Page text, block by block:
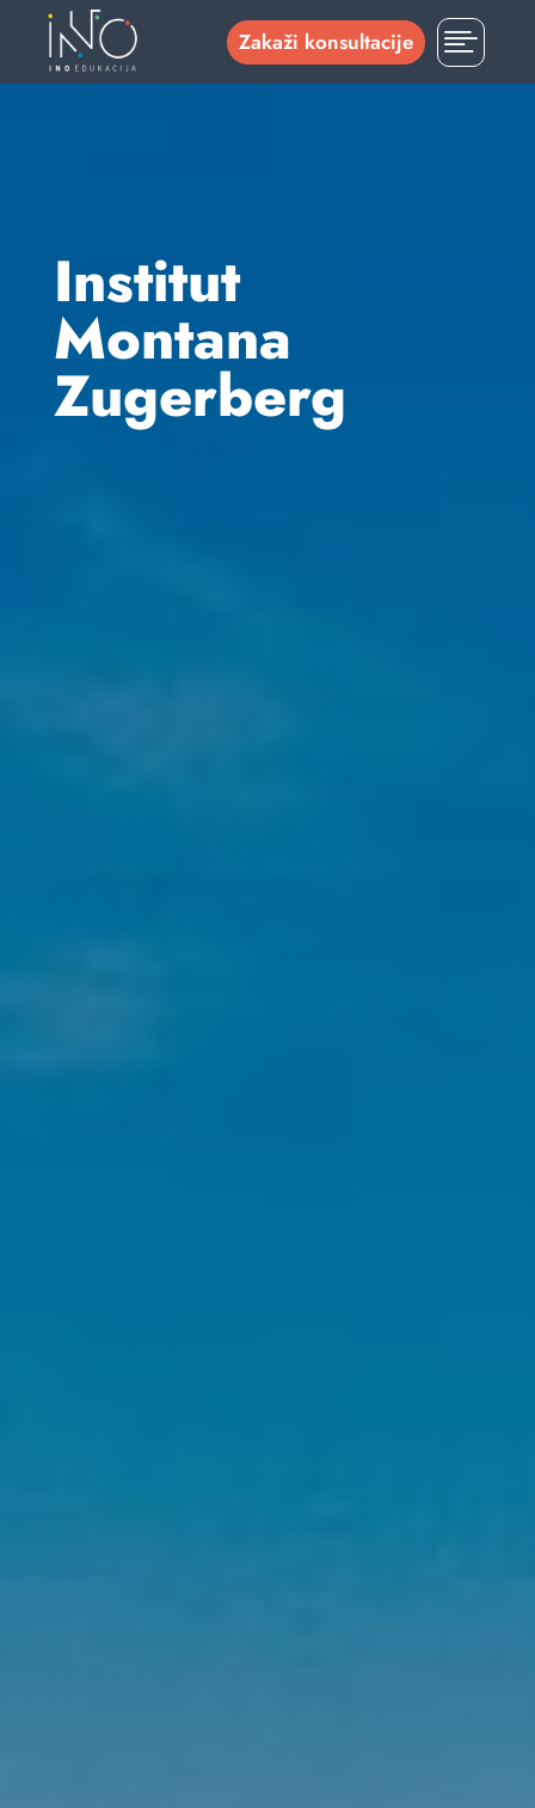
Zakaži konsultacije 
Institut
Montana
Zugerberg